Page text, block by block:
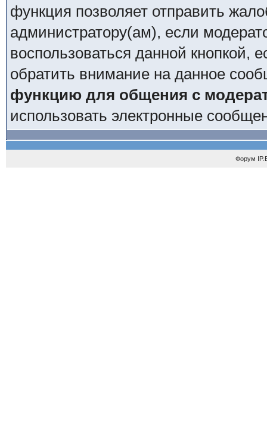
функция позволяет отправить
администратору(ам), если
воспользоваться данной кнопкой,
обратить внимание на данное
функцию для общения с
использовать электронные
Форум